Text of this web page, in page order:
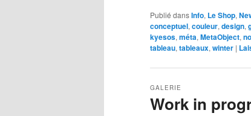
Publié dansInfo, Le Shop,
conceptuel, couleur, design,
kyesos, méta, MetaObject,
tableau, tableaux, winter |
Work in
GALERIE